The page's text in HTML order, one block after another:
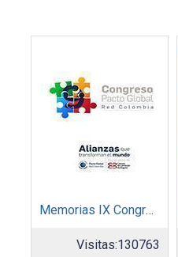
Memorias IX Congreso Pacto Global 2019
Visitas:130763